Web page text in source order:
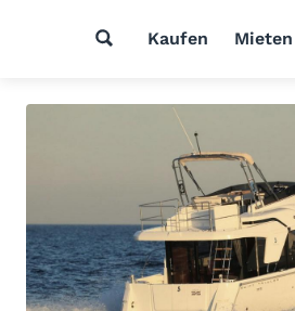
Kaufen Mieten